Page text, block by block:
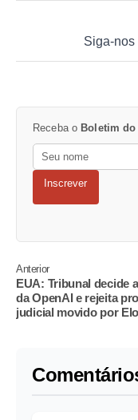
Siga-nos
Receba o Boletim do
Inscrever
Anterior
EUA: Tribunal decide
da OpenAI e rejeita
judicial movido por